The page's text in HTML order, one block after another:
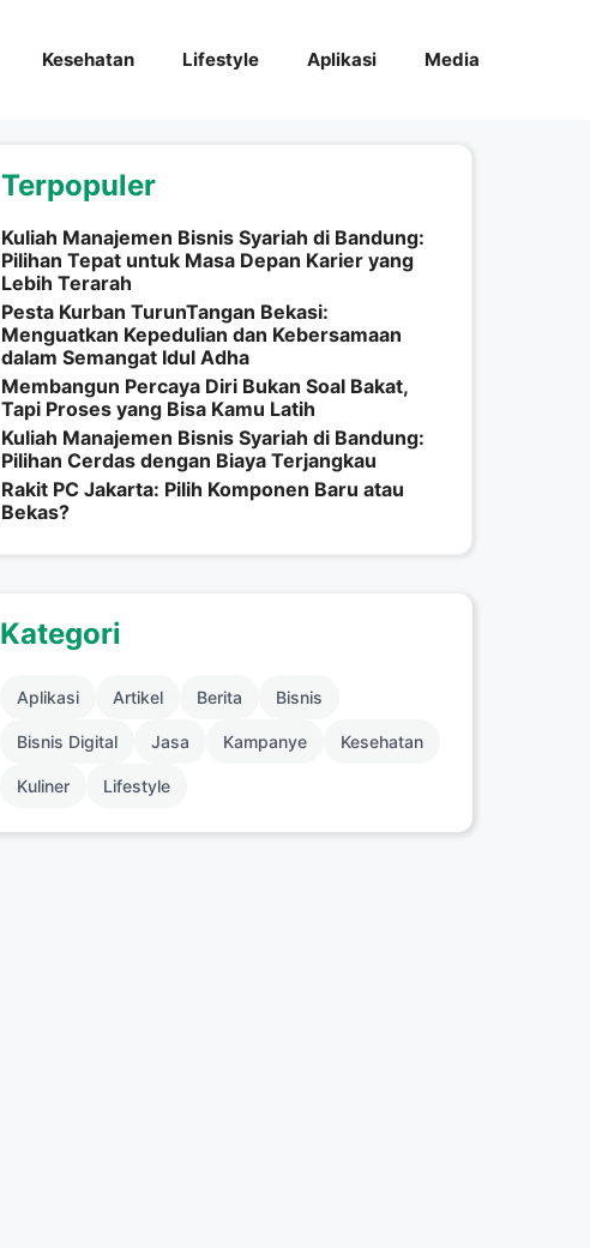
Kesehatan Lifestyle Aplikasi Media
Terpopuler
Kuliah Manajemen Bisnis Syariah di Bandung:
Pilihan Tepat untuk Masa Depan Karier yang
Lebih Terarah
Pesta Kurban TurunTangan Bekasi:
Menguatkan Kepedulian dan Kebersamaan
dalam Semangat Idul Adha
Membangun Percaya Diri Bukan Soal Bakat,
Tapi Proses yang Bisa Kamu Latih
Kuliah Manajemen Bisnis Syariah di Bandung:
Pilihan Cerdas dengan Biaya Terjangkau
Rakit PC Jakarta: Pilih Komponen Baru atau
Bekas?
Kategori
Aplikasi Artikel Berita Bisnis
Bisnis Digital Jasa Kampanye Kesehatan
Kuliner Lifestyle